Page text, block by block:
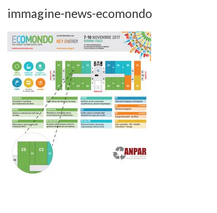
immagine-news-ecomondo